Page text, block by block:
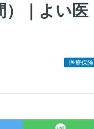
）｜よい医
医療保険